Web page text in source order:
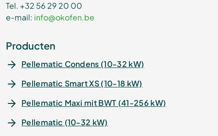
Tel. +32 56 29 20 00
e-mail: info@okofen.be
Producten
Pellematic Condens (10-32 kW)
Pellematic Smart XS (10-18 kW)
Pellematic Maxi mit BWT (41-256 kW)
Pellematic (10-32 kW)